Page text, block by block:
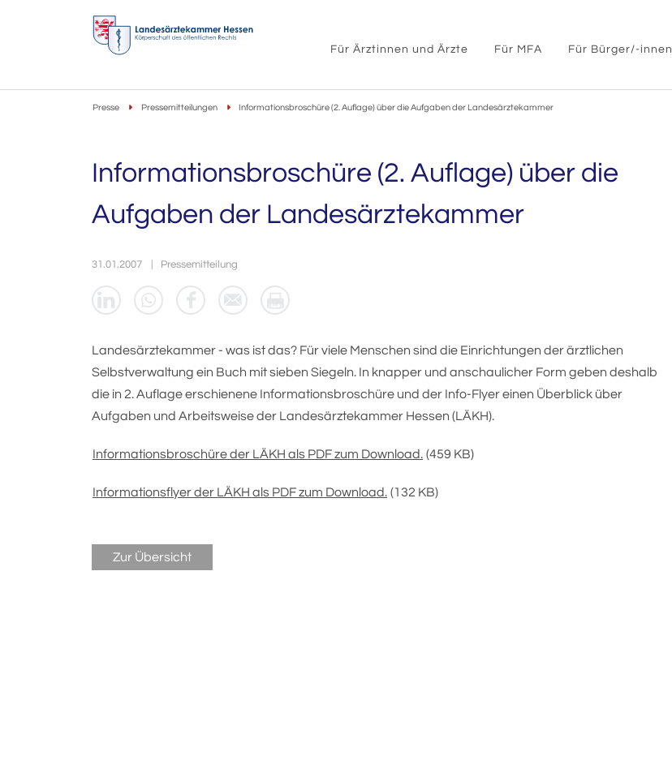
Für Ärztinnen und Ärzte Für MFA Für Bürger/-innen
Presse Pressemitteilungen Informationsbroschüre (2. Auflage) über die Aufgaben der Landesärztekammer
Informationsbroschüre (2. Auflage) über die
Aufgaben der Landesärztekammer
31.01.2007 Pressemitteilung
Landesärztekammer - was ist das? Für viele Menschen sind die Einrichtungen der ärztlichen
Selbstverwaltung ein Buch mit sieben Siegeln. In knapper und anschaulicher Form geben deshalb
die in 2. Auflage erschienene Informationsbroschüre und der Info-Flyer einen Überblick über
Aufgaben und Arbeitsweise der Landesärztekammer Hessen (LÄKH).
Informationsbroschüre der LÄKH als PDF zum Download. (459 KB)
Informationsflyer der LÄKH als PDF zum Download. (132 KB)
Zur Übersicht